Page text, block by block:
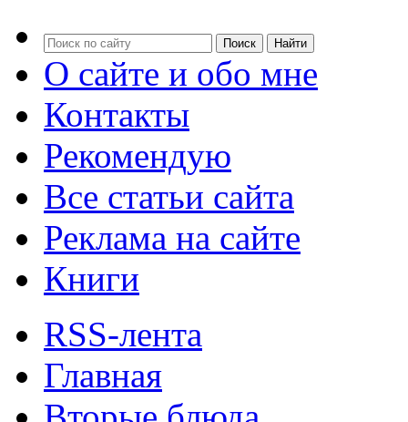
О сайте и обо мне
Контакты
Рекомендую
Все статьи сайта
Реклама на сайте
Книги
RSS-лента
Главная